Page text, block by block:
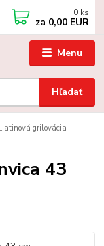
Menu
Hľadať
0 ks
za 0,00 EUR
grilovácia
43